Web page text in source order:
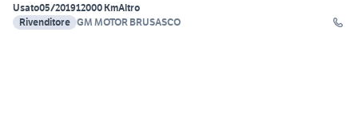
Usato05/201912000 KmAltro
Rivenditore GM MOTOR BRUSASCO